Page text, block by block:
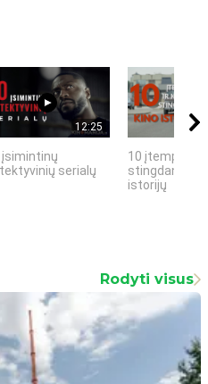
12:25
įsimintinų
serialų
10 įtemptų,
stingdančių
istorijų
Rodyti visus